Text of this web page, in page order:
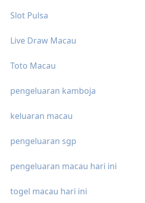
Slot Pulsa
Live Draw Macau
Toto Macau
pengeluaran kamboja
keluaran macau
pengeluaran sgp
pengeluaran macau hari ini
togel macau hari ini